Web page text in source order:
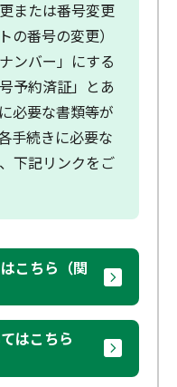
または番号変更
の番号の変更）
ンバー」にする
予約済証」とあ
必要な書類等が
手続きに必要な
下記リンクをご
こちら（関
はこちら